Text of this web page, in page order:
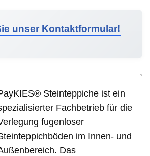
unser Kontaktformular!
Steinteppiche ist ein
Fachbetrieb für die
fugenloser
im Innen- und
Das